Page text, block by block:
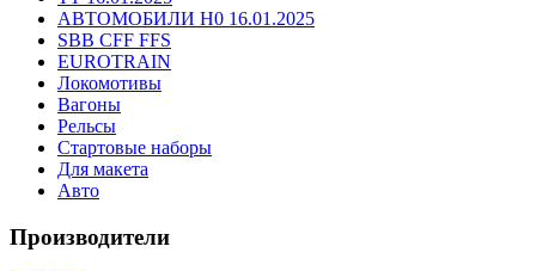
АВТОМОБИЛИ H0 16.01.2025
SBB CFF FFS
EUROTRAIN
Локомотивы
Вагоны
Рельсы
Стартовые наборы
Для макета
Авто
Производители